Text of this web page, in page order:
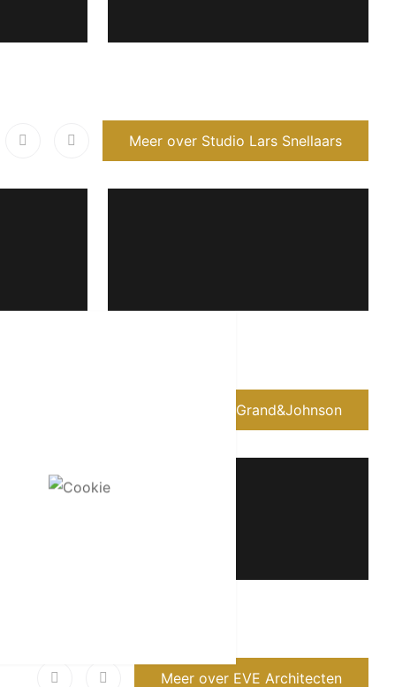
Meer over Studio Lars Snellaars
Meer over Grand&Johnson
Meer over EVE Architecten